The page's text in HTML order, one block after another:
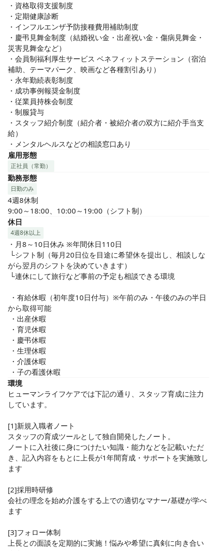
・資格取得支援制度
・定期健康診断
・インフルエンザ予防接種費用補助制度
・慶弔見舞金制度（結婚祝い金・出産祝い金・傷病見舞金・
災害見舞金など）
・会員制福利厚生サービス ベネフィットステーション（宿泊
補助、テーマパーク、映画など各種割引あり）
・永年勤続表彰制度
・成功事例報奨金制度
・従業員持株会制度
・制服貸与
・スタッフ紹介制度（紹介者・被紹介者の双方に紹介手当支
給）
・メンタルヘルスなどの相談窓口あり
雇用形態
正社員（常勤）
勤務形態
日勤のみ
4週8休制
9:00～18:00、10:00～19:00（シフト制）
休日
4週8休以上
・月8～10日休み ※年間休日110日
がら翌月のシフトを決めていきます）
から取得可能
・子の看護休暇
環境
ヒューマンライフケアでは下記の通り、スタッフ育成に注力
しています。
[1]新規入職者ノート
スタッフの育成ツールとして独自開発したノート。
ノートに入社後に身につけたい知識・能力などを記載いただ
き、記入内容をもとに上長が1年間育成・サポートを実施致し
ます
[2]採用時研修
会社の理念を始め介護をする上での適切なマナー/基礎が学べ
ます
[3]フォロー体制
上長との面談を定期的に実施！悩みや希望に真剣に向き合い